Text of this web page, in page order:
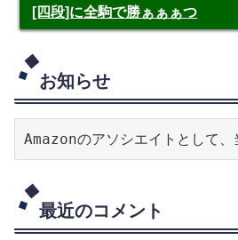
[四段]に全駒で勝ぁぁぁつ
お知らせ
Amazonのアソシエイトとして
最近のコメント